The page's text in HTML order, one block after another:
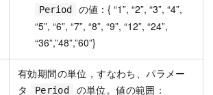
Period
の値：{ “1”, “2”, “3”, “4”,
“5”, “6”, “7”, “8”, “9”, “12”, “24”,
“36”,”48”,”60”}
有効期間の単位，すなわち、パラメー
タ
Period
の単位。値の範囲：